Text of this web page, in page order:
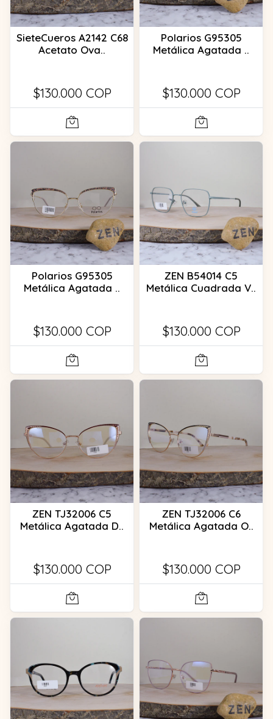
SieteCueros A2142 C68
Acetato Ova..
$130.000 COP
Polarios G95305
Metálica Agatada ..
$130.000 COP
Polarios G95305
Metálica Agatada ..
$130.000 COP
ZEN B54014 C5
Metálica Cuadrada V..
$130.000 COP
ZEN TJ32006 C5
Metálica Agatada D..
$130.000 COP
ZEN TJ32006 C6
Metálica Agatada O..
$130.000 COP